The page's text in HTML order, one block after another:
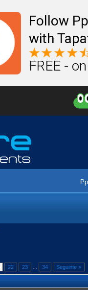
Follow
with
FREE -
22 23 34 Seguinte »